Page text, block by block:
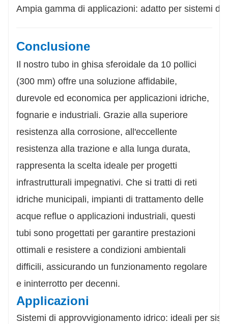
Ampia gamma di applicazioni: adatto per sistemi
Conclusione
Il nostro tubo in ghisa sferoidale da 10 pollici
(300 mm) offre una soluzione affidabile,
durevole ed economica per applicazioni idriche,
fognarie e industriali. Grazie alla superiore
resistenza alla corrosione, all'eccellente
resistenza alla trazione e alla lunga durata,
rappresenta la scelta ideale per progetti
infrastrutturali impegnativi. Che si tratti di reti
idriche municipali, impianti di trattamento delle
acque reflue o applicazioni industriali, questi
tubi sono progettati per garantire prestazioni
ottimali e resistere a condizioni ambientali
difficili, assicurando un funzionamento regolare
e ininterrotto per decenni.
Applicazioni
Sistemi di approvvigionamento idrico: ideali per